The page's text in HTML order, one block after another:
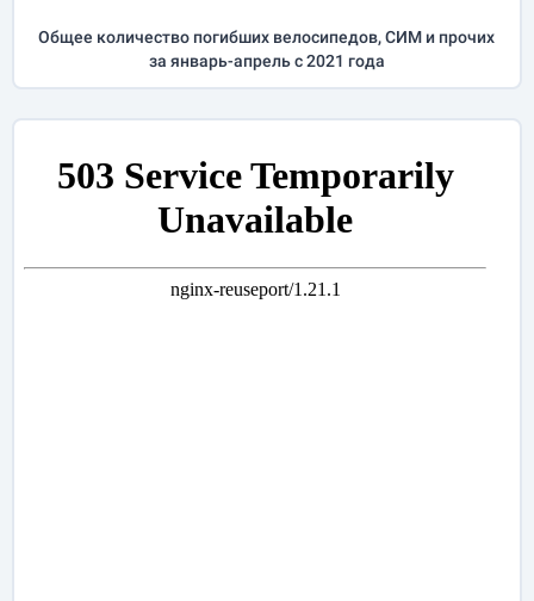
Общее количество погибших велосипедов, СИМ и прочих
за январь-апрельс 2021 года